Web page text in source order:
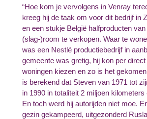
“Hoe kom je vervolgens in Venray
kreeg hij de taak om voor dit bedrijf in
en een stukje België halfproducten
(slag-)room te verkopen. Waar te
was een Nestlé productiebedrijf in
gemeente was gretig, hij kon per
woningen kiezen en zo is het
is berekend dat Steven van 1971 tot
in 1990 in totaliteit 2 miljoen kilometers
En toch werd hij autorijden niet moe.
gezin gekampeerd, uitgezonderd